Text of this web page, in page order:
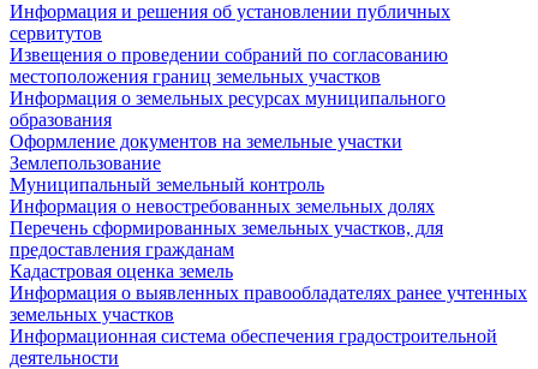
Информация и решения об установлении публичных
сервитутов
Извещения о проведении собраний по согласованию
местоположения границ земельных участков
Информация о земельных ресурсах муниципального
образования
Оформление документов на земельные участки
Землепользование
Муниципальный земельный контроль
Информация о невостребованных земельных долях
Перечень сформированных земельных участков, для
предоставления гражданам
Кадастровая оценка земель
Информация о выявленных правообладателях ранее учтенных
земельных участков
Информационная система обеспечения градостроительной
деятельности